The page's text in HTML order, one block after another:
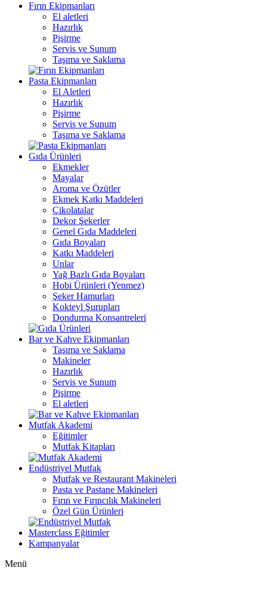
Fırın Ekipmanları
El aletleri
Hazırlık
Pişirme
Servis ve Sunum
Taşıma ve Saklama
Pasta Ekipmanları
El Aletleri
Hazırlık
Pişirme
Servis ve Sunum
Taşıma ve Saklama
Gıda Ürünleri
Ekmekler
Mayalar
Aroma ve Özütler
Ekmek Katkı Maddeleri
Çikolatalar
Dekor Şekerler
Genel Gıda Maddeleri
Gıda Boyaları
Katkı Maddeleri
Unlar
Yağ Bazlı Gıda Boyaları
Hobi Ürünleri (Yenmez)
Şeker Hamurları
Kokteyl Şurupları
Dondurma Konsantreleri
Bar ve Kahve Ekipmanları
Taşıma ve Saklama
Makineler
Hazırlık
Servis ve Sunum
Pişirme
El aletleri
Mutfak Akademi
Eğitimler
Mutfak Kitapları
Endüstriyel Mutfak
Mutfak ve Restaurant Makineleri
Pasta ve Pastane Makineleri
Fırın ve Fırıncılık Makineleri
Özel Gün Ürünleri
Masterclass Eğitimler
Kampanyalar
Menü